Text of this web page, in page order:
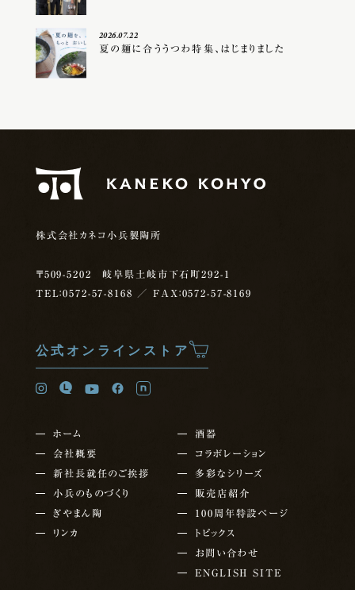
2026.07.22
夏の麺に合ううつわ特集、はじまりました
株式会社カネコ小兵製陶所
〒509-5202 岐阜県土岐市下石町292-1
TEL：0572-57-8168
／ FAX：0572-57-8169
公式オンラインストア
ホーム
会社概要
新社長就任のご挨拶
小兵のものづくり
ぎやまん陶
リンカ
酒器
コラボレーション
多彩なシリーズ
販売店紹介
100周年特設ページ
トピックス
お問い合わせ
ENGLISH SITE